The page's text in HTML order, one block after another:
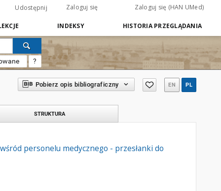
Udostępnij Zaloguj się Zaloguj się (HAN UMed)
INDEKSY HISTORIA PRZEGLĄDANIA
?
Pobierz opis bibliograficzny EN PL
STRUKTURA
personelu medycznego - przesłanki do